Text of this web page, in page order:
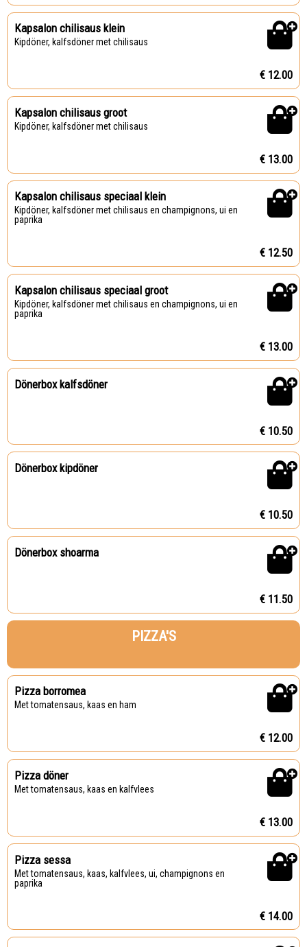
Kapsalon chilisaus klein
Kipdöner, kalfsdöner met chilisaus
€ 12.00
Kapsalon chilisaus groot
Kipdöner, kalfsdöner met chilisaus
€ 13.00
Kapsalon chilisaus speciaal klein
Kipdöner, kalfsdöner met chilisaus en champignons, ui en
paprika
€ 12.50
Kapsalon chilisaus speciaal groot
Kipdöner, kalfsdöner met chilisaus en champignons, ui en
paprika
€ 13.00
Dönerbox kalfsdöner
€ 10.50
Dönerbox kipdöner
€ 10.50
Dönerbox shoarma
€ 11.50
PIZZA'S
Pizza borromea
Met tomatensaus, kaas en ham
€ 12.00
Pizza döner
Met tomatensaus, kaas en kalfvlees
€ 13.00
Pizza sessa
Met tomatensaus, kaas, kalfvlees, ui, champignons en
paprika
€ 14.00